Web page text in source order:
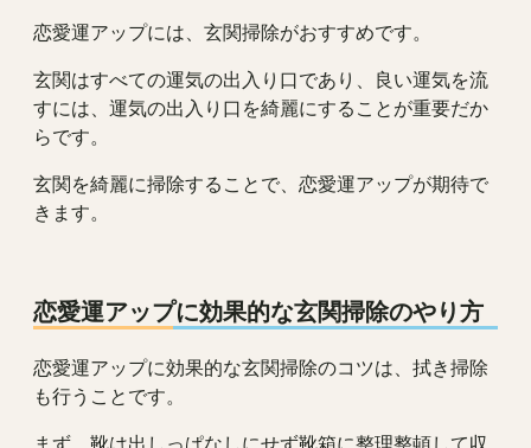
恋愛運アップには、玄関掃除がおすすめです。
玄関はすべての運気の出入り口であり、良い運気を流
すには、運気の出入り口を綺麗にすることが重要だか
らです。
玄関を綺麗に掃除することで、恋愛運アップが期待で
きます。
恋愛運アップに効果的な玄関掃除のやり方
恋愛運アップに効果的な玄関掃除のコツは、拭き掃除
も行うことです。